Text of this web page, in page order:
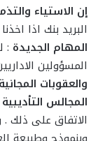
إن الاستياء
البريد بنك اذا
المهام الجديدة :
المسؤولين
والعقوبات المجانية
المجالس
الاتفاق على ذلك .